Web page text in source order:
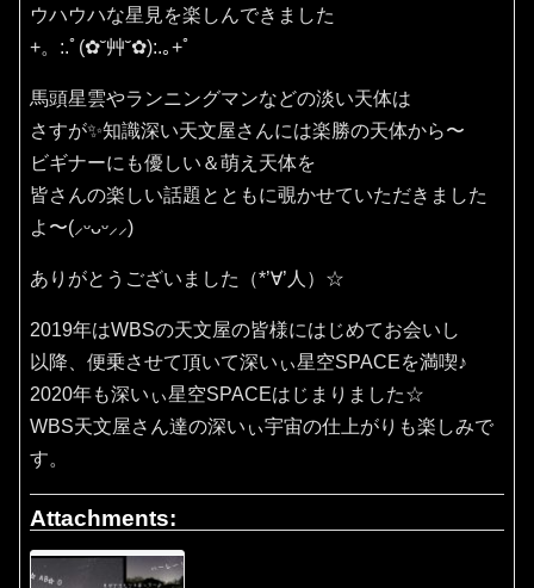
ウハウハな星見を楽しんできました
+。:.ﾟ(✿˘艸˘✿):.｡+ﾟ
馬頭星雲やランニングマンなどの淡い天体は
さすが✨知識深い天文屋さんには楽勝の天体から〜
ビギナーにも優しい＆萌え天体を
皆さんの楽しい話題とともに覗かせていただきました
よ〜(⸝ᵕᴗᵕ⸝⸝)
ありがとうございました（*’∀’人）☆
2019年はWBSの天文屋の皆様にはじめてお会いし
以降、便乗させて頂いて深いぃ星空SPACEを満喫♪
2020年も深いぃ星空SPACEはじまりました☆
WBS天文屋さん達の深いぃ宇宙の仕上がりも楽しみで
す。
Attachments: